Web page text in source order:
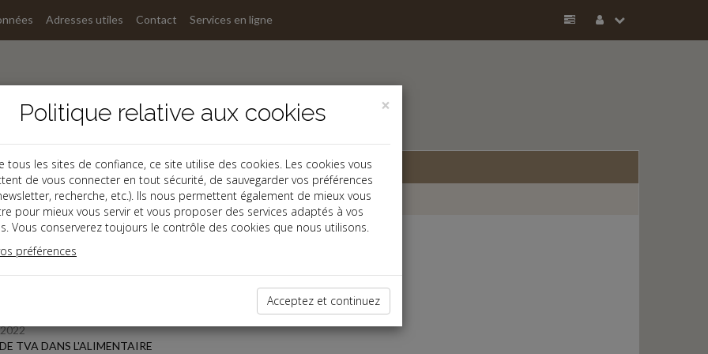
Adresses utiles Contact Services en ligne
dernières dépêches
TVA DANS L'ALIMENTAIRE
×
Politique relative aux cookies
tous les sites de confiance, ce site utilise des cookies. Les cookies vous
de vous connecter en tout sécurité, de sauvegarder vos préférences
recherche, etc.). Ils nous permettent également de mieux vous
pour mieux vous servir et vous proposer des services adaptés à vos
Vous conserverez toujours le contrôle des cookies que nous utilisons.
préférences
Acceptez et continuez